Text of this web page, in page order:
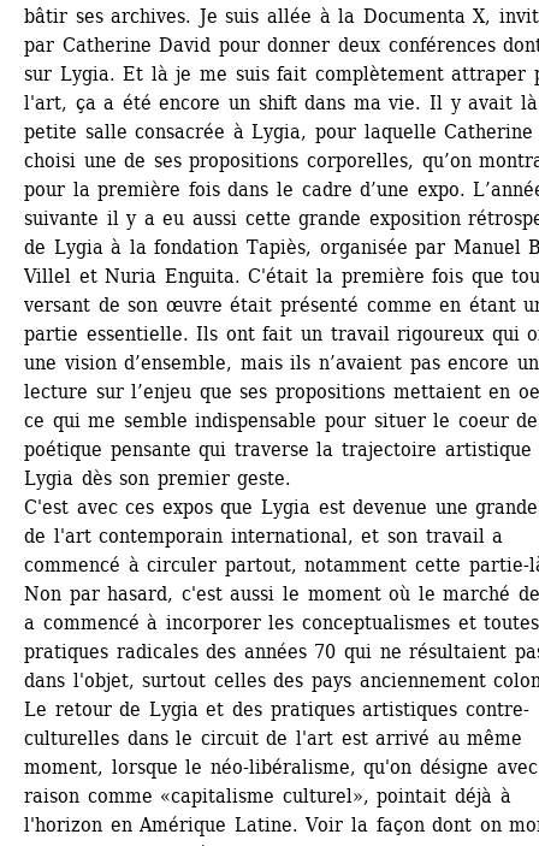
bâtir ses archives. Je suis allée à la Documenta X,
par Catherine David pour donner deux conférences
sur Lygia. Et là je me suis fait complètement attraper
l'art, ça a été encore un shift dans ma vie. Il y avait
petite salle consacrée à Lygia, pour laquelle
choisi une de ses propositions corporelles, qu’on
pour la première fois dans le cadre d’une expo.
suivante il y a eu aussi cette grande exposition
de Lygia à la fondation Tapiès, organisée par Manuel
Villel et Nuria Enguita. C'était la première fois que
versant de son œuvre était présenté comme en étant
partie essentielle. Ils ont fait un travail rigoureux qui
une vision d’ensemble, mais ils n’avaient pas encore
lecture sur l’enjeu que ses propositions mettaient en
ce qui me semble indispensable pour situer le coeur
poétique pensante qui traverse la trajectoire artistique
Lygia dès son premier geste.
C'est avec ces expos que Lygia est devenue une
de l'art contemporain international, et son travail a
commencé à circuler partout, notamment cette partie-
Non par hasard, c'est aussi le moment où le marché
a commencé à incorporer les conceptualismes et
pratiques radicales des années 70 qui ne résultaient
dans l'objet, surtout celles des pays anciennement
Le retour de Lygia et des pratiques artistiques contre-
culturelles dans le circuit de l'art est arrivé au même
moment, lorsque le néo-libéralisme, qu'on désigne avec
raison comme «capitalisme culturel», pointait déjà à
l'horizon en Amérique Latine. Voir la façon dont on